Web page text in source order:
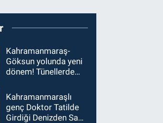
Kahramanmaraş-
Göksun yolunda yeni
dönem! Tünellerde
uygulaması başladı
Kahramanmaraşlı
genç Doktor Tatilde
Girdiği Denizden Sağ